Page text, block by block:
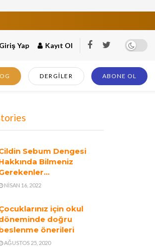
Giriş Yap Kayıt Ol
DERGILER ABONE OL
Sebum Dengesi
Bilmeniz
NISAN 16, 2022
için okul
doğru
önerileri
AĞUSTOS 25, 2020